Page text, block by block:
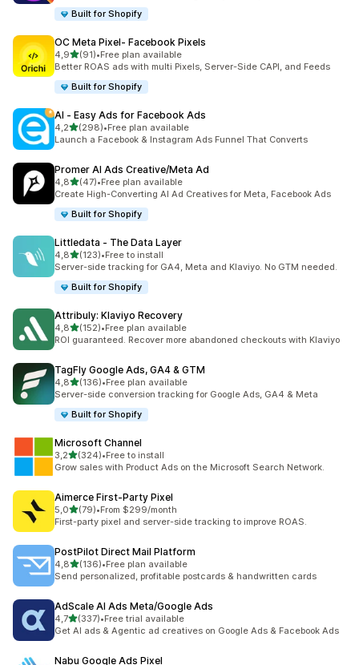
Built for Shopify
OC Meta Pixel‑ Facebook Pixels
4,95 yıldız üzerinden
(91)
toplam 91 değerlendirme
•Free plan available
Better ROAS ads with multi Pixels, Server-Side CAPI, and Feeds
Built for Shopify
AI ‑ Easy Ads for Facebook Ads
4,25 yıldız üzerinden
(298)
toplam 298 değerlendirme
•Free plan available
Launch a Facebook & Instagram Ads Funnel That Converts
Promer AI Ads Creative/Meta Ad
4,85 yıldız üzerinden
(47)
toplam 47 değerlendirme
•Free plan available
Create High-Converting AI Ad Creatives for Meta, Facebook Ads
Built for Shopify
Littledata ‑ The Data Layer
4,85 yıldız üzerinden
(123)
toplam 123 değerlendirme
•Free to install
Server-side tracking for GA4, Meta and Klaviyo. No GTM needed.
Built for Shopify
Attribuly: Klaviyo Recovery
4,85 yıldız üzerinden
(152)
toplam 152 değerlendirme
•Free plan available
ROI guaranteed. Recover more abandoned checkouts with Klaviyo
TagFly Google Ads, GA4 & GTM
4,85 yıldız üzerinden
(136)
toplam 136 değerlendirme
•Free plan available
Server-side conversion tracking for Google Ads, GA4 & Meta
Built for Shopify
Microsoft Channel
3,25 yıldız üzerinden
(324)
toplam 324 değerlendirme
•Free to install
Grow sales with Product Ads on the Microsoft Search Network.
Aimerce First‑Party Pixel
5,05 yıldız üzerinden
(79)
toplam 79 değerlendirme
•From $299/month
First-party pixel and server-side tracking to improve ROAS.
PostPilot Direct Mail Platform
4,85 yıldız üzerinden
(136)
toplam 136 değerlendirme
•Free plan available
Send personalized, profitable postcards & handwritten cards
AdScale AI Ads Meta/Google Ads
4,75 yıldız üzerinden
(337)
toplam 337 değerlendirme
•Free trial available
Get AI ads & Agentic ad creatives on Google Ads & Facebook Ads
Nabu Google Ads Pixel